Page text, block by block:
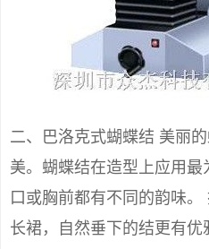
二、巴洛克式蝴蝶结 美丽
美。蝴蝶结在造型上应用
口或胸前都有不同的韵味
长裙，自然垂下的结更有